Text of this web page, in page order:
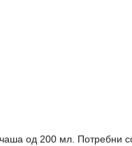
од 200 мл. Потребни